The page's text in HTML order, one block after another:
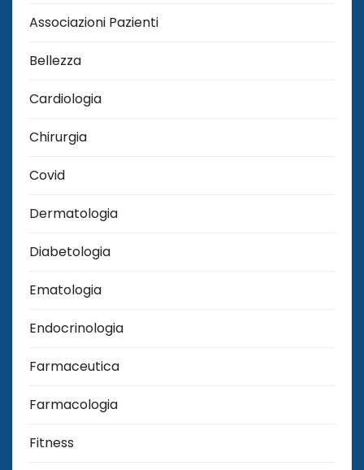
Associazioni Pazienti
Bellezza
Cardiologia
Chirurgia
Covid
Dermatologia
Diabetologia
Ematologia
Endocrinologia
Farmaceutica
Farmacologia
Fitness